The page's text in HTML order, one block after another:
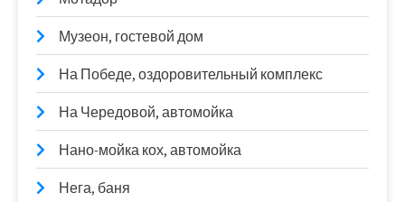
Музеон, гостевой дом
На Победе, оздоровительный комплекс
На Чередовой, автомойка
Нано-мойка кох, автомойка
Нега, баня